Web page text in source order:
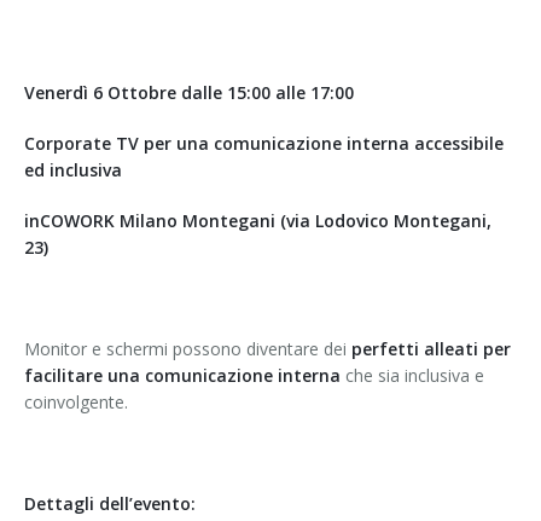
Venerdì 6 Ottobre dalle 15:00 alle 17:00
Corporate TV per una comunicazione interna accessibile
ed inclusiva
inCOWORK Milano Montegani (via Lodovico Montegani,
23)
Monitor e schermi possono diventare dei perfetti alleati per
facilitare una comunicazione interna che sia inclusiva e
coinvolgente.
Dettagli dell’evento: